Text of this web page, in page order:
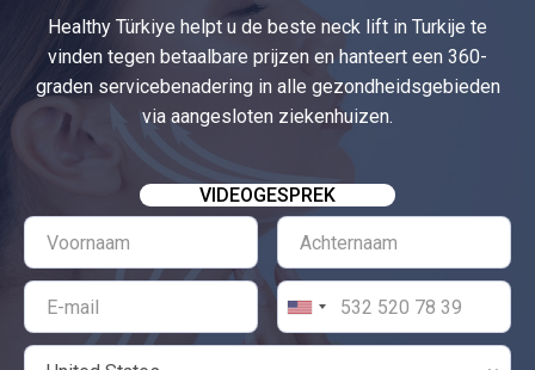
Healthy Türkiye helpt u de beste neck lift in Turkije te
vinden tegen betaalbare prijzen en hanteert een 360-
graden servicebenadering in alle gezondheidsgebieden
via aangesloten ziekenhuizen.
VIDEOGESPREK